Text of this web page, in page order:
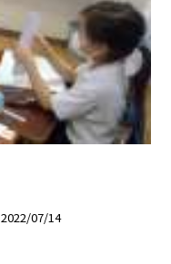
2022/07/14